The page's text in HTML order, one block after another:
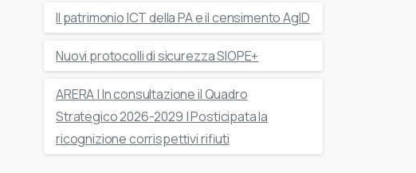
Il patrimonio ICT della PA e il censimento AgID
Nuovi protocolli di sicurezza SIOPE+
ARERA | In consultazione il Quadro
Strategico 2026-2029 | Posticipata la
ricognizione corrispettivi rifiuti